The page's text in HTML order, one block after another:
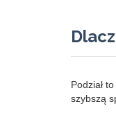
Podział
szybszą